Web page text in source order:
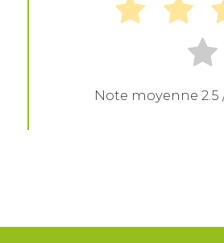
Note moyenne 2.5